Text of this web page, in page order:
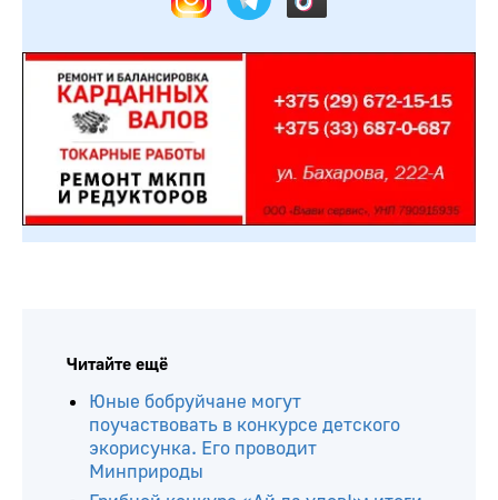
Читайте ещё
Юные бобруйчане могут
поучаствовать в конкурсе детского
экорисунка. Его проводит
Минприроды